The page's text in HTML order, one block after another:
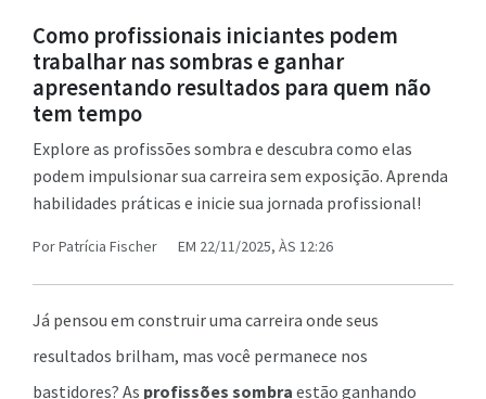
Como profissionais iniciantes podem
trabalhar nas sombras e ganhar
apresentando resultados para quem não
tem tempo
Explore as profissões sombra e descubra como elas
podem impulsionar sua carreira sem exposição. Aprenda
habilidades práticas e inicie sua jornada profissional!
PorPatrícia Fischer EM 22/11/2025, ÀS 12:26
Já pensou em construir uma carreira onde seus
resultados brilham, mas você permanece nos
bastidores? As profissões sombra estão ganhando